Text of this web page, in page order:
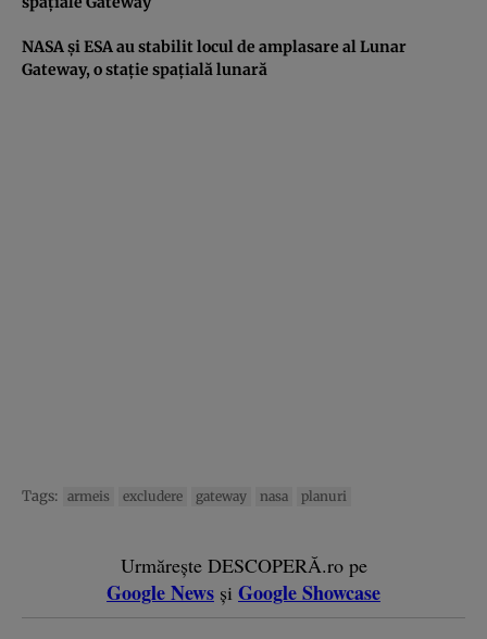
NASA şi ESA au stabilit locul de amplasare al Lunar
Gateway, o staţie spaţială lunară
Tags: armeis excludere gateway nasa planuri
Urmărește DESCOPERĂ.ro pe
Google News și Google Showcase